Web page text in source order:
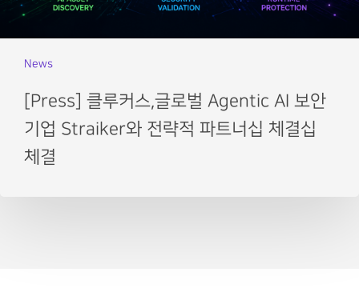
News
[Press] 클루커스,글로벌 Agentic AI 보안
기업 Straiker와 전략적 파트너십 체결십
체결